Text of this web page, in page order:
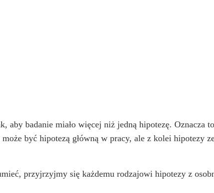
aby badanie miało więcej niż jedną hipotezę. Oznacza
może być hipotezą główną w pracy, ale z kolei
przyjrzyjmy się każdemu rodzajowi hipotezy z